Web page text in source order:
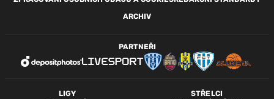
ARCHIV
LIGY STŘELCI
PARTNEŘI